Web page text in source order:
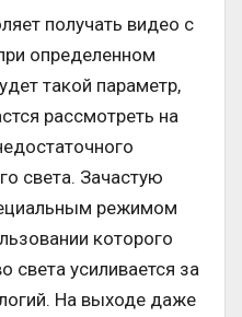
получать видео с
определенном
такой параметр,
рассмотреть на
света. Зачастую
режимом
которого
света усиливается за
На выходе даже